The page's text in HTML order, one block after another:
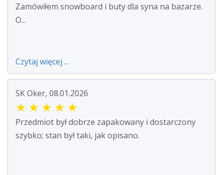
Zamówiłem snowboard i buty dla syna na bazarze.
O...
Czytaj więcej ...
SK Oker, 08.01.2026
★ ★ ★ ★ ★
Przedmiot był dobrze zapakowany i dostarczony
szybko; stan był taki, jak opisano.